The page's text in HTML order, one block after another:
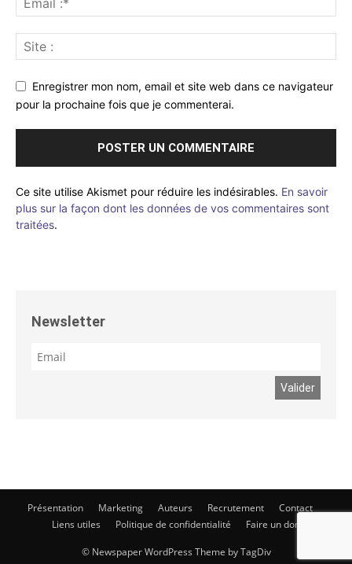
Enregistrer mon nom, email et site web dans ce navigateur
pour la prochaine fois que je commenterai.
Ce site utilise Akismet pour réduire les indésirables. En savoir
plus sur la façon dont les données de vos commentaires sont
traitées.
Newsletter
Présentation Marketing Auteurs Recrutement
Contact
Liens utiles
Politique de confidentialité Faire un don
© Newspaper WordPress Theme by TagDiv